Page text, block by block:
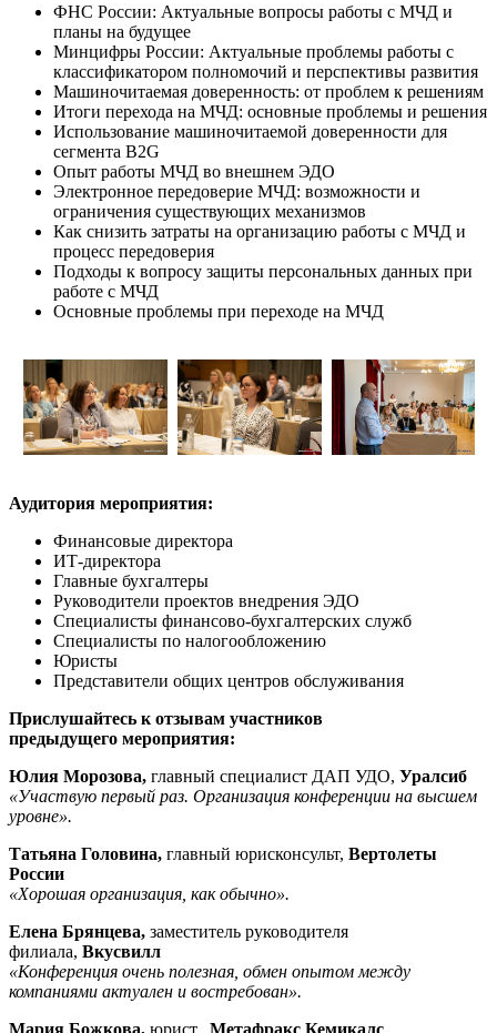
ФНС России: Актуальные вопросы работы с МЧД и
планы на будущее
Минцифры России: Актуальные проблемы работы с
классификатором полномочий и перспективы развития
Машиночитаемая доверенность: от проблем к решениям
Итоги перехода на МЧД: основные проблемы и решения
Использование машиночитаемой доверенности для
сегмента B2G
Опыт работы МЧД во внешнем ЭДО
Электронное передоверие МЧД: возможности и
ограничения существующих механизмов
Как снизить затраты на организацию работы с МЧД и
процесс передоверия
Подходы к вопросу защиты персональных данных при
работе с МЧД
Основные проблемы при переходе на МЧД
Аудитория мероприятия:
Финансовые директора
ИТ-директора
Главные бухгалтеры
Руководители проектов внедрения ЭДО
Специалисты финансово-бухгалтерских служб
Специалисты по налогообложению
Юристы
Представители общих центров обслуживания
Прислушайтесь к отзывам участников
предыдущего мероприятия:
Юлия Морозова, главный специалист ДАП УДО, Уралсиб
«Участвую первый раз. Организация конференции на высшем
уровне».
Татьяна Головина, главный юрисконсульт, Вертолеты
России
«Хорошая организация, как обычно».
Елена Брянцева, заместитель руководителя
филиала, Вкусвилл
«Конференция очень полезная, обмен опытом между
компаниями актуален и востребован».
Мария Божкова, юрист, Метафракс Кемикалс